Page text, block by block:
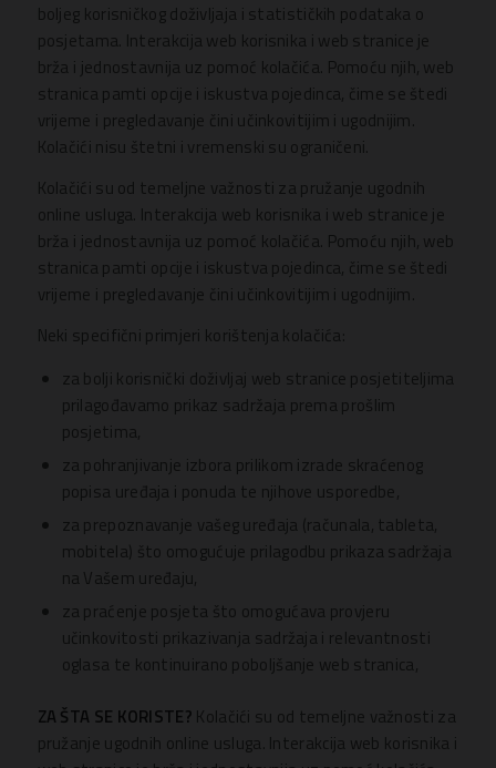
boljeg korisničkog doživljaja i statističkih podataka o
posjetama. Interakcija web korisnika i web stranice je
brža i jednostavnija uz pomoć kolačića. Pomoću njih, web
stranica pamti opcije i iskustva pojedinca, čime se štedi
vrijeme i pregledavanje čini učinkovitijim i ugodnijim.
Kolačići nisu štetni i vremenski su ograničeni.
Kolačići su od temeljne važnosti za pružanje ugodnih
online usluga. Interakcija web korisnika i web stranice je
brža i jednostavnija uz pomoć kolačića. Pomoću njih, web
stranica pamti opcije i iskustva pojedinca, čime se štedi
vrijeme i pregledavanje čini učinkovitijim i ugodnijim.
Neki specifični primjeri korištenja kolačića:
za bolji korisnički doživljaj web stranice posjetiteljima
prilagođavamo prikaz sadržaja prema prošlim
posjetima,
za pohranjivanje izbora prilikom izrade skraćenog
popisa uređaja i ponuda te njihove usporedbe,
za prepoznavanje vašeg uređaja (računala, tableta,
mobitela) što omogućuje prilagodbu prikaza sadržaja
na Vašem uređaju,
za praćenje posjeta što omogućava provjeru
učinkovitosti prikazivanja sadržaja i relevantnosti
oglasa te kontinuirano poboljšanje web stranica,
ZA ŠTA SE KORISTE? Kolačići su od temeljne važnosti za
pružanje ugodnih online usluga. Interakcija web korisnika i